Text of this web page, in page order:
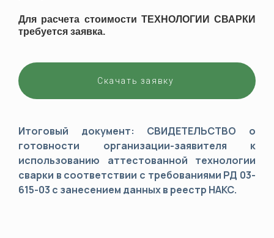
Для расчета стоимости ТЕХНОЛОГИИ СВАРКИ
требуется заявка.
Скачать заявку
Итоговый документ: СВИДЕТЕЛЬСТВО о
готовности организации-заявителя к
использованию аттестованной технологии
сварки в соответствии с требованиями РД 03-
615-03 с занесением данных в реестр НАКС.